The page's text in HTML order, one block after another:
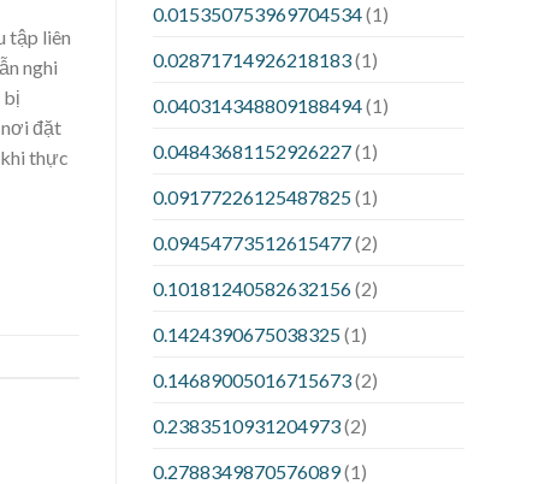
tập liên
nghi
bị
nơi đặt
thực
0.015350753969704534(1)
0.02871714926218183(1)
0.040314348809188494(1)
0.04843681152926227(1)
0.09177226125487825(1)
0.09454773512615477(2)
0.10181240582632156(2)
0.1424390675038325(1)
0.14689005016715673(2)
0.2383510931204973(2)
0.2788349870576089(1)